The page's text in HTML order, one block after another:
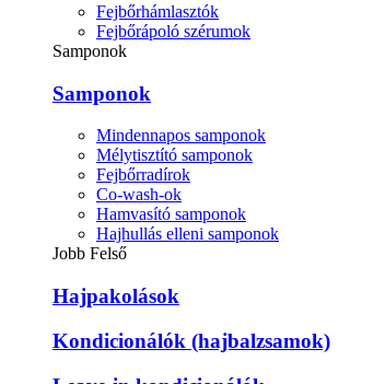
Fejbőrhámlasztók
Fejbőrápoló szérumok
Samponok
Samponok
Mindennapos samponok
Mélytisztító samponok
Fejbőrradírok
Co-wash-ok
Hamvasító samponok
Hajhullás elleni samponok
Jobb Felső
Hajpakolások
Kondicionálók (hajbalzsamok)